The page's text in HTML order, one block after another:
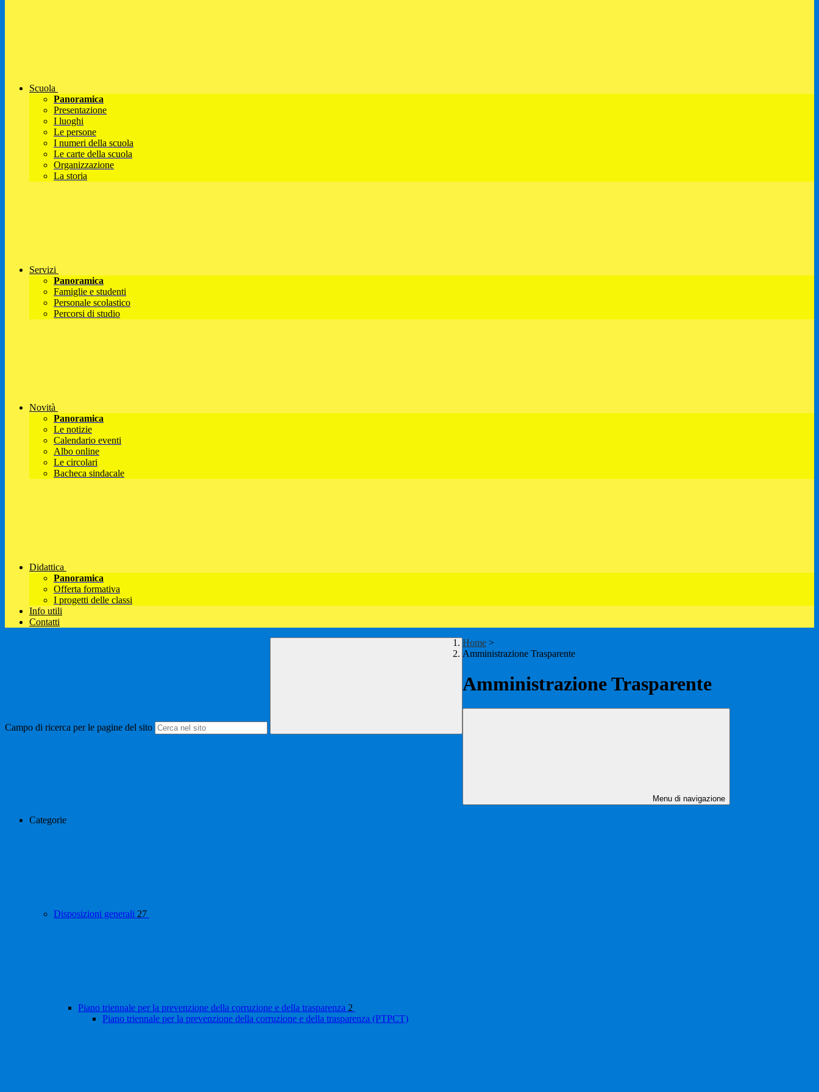
Scuola
Panoramica
Presentazione
I luoghi
Le persone
I numeri della scuola
Le carte della scuola
Organizzazione
La storia
Servizi
Panoramica
Famiglie e studenti
Personale scolastico
Percorsi di studio
Novità
Panoramica
Le notizie
Calendario eventi
Albo online
Le circolari
Bacheca sindacale
Didattica
Panoramica
Offerta formativa
I progetti delle classi
Info utili
Contatti
Campo di ricerca per le pagine del sito
Home >
Amministrazione Trasparente
Amministrazione Trasparente
Menu di navigazione
Categorie
Disposizioni generali 27
Piano triennale per la prevenzione della corruzione e della trasparenza 2
Piano triennale per la prevenzione della corruzione e della trasparenza (PTPCT)